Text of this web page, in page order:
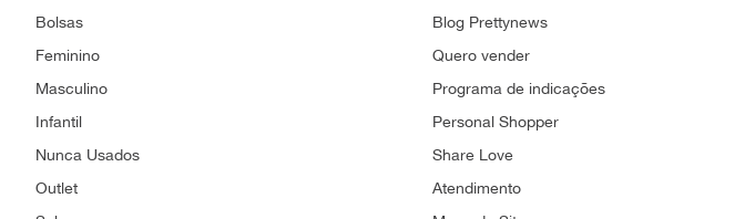
Bolsas
Feminino
Masculino
Infantil
Nunca Usados
Outlet
Blog Prettynews
Quero vender
Programa de indicações
Personal Shopper
Share Love
Atendimento